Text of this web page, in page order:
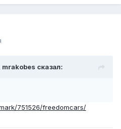
mrakobes сказал:
751526/freedomcars/